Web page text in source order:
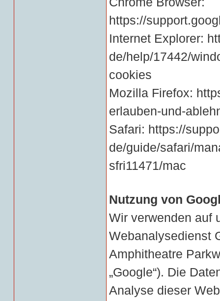
https://
Internet Explorer:
de/help/17442/
cookies
Mozilla Firefox:
erlauben-und-
Safari: https://
de/guide/safari/
sfri11471/mac
Nutzung von
Wir verwenden auf
Webanalysedienst
Amphitheatre
„Google“). Die
Analyse dieser